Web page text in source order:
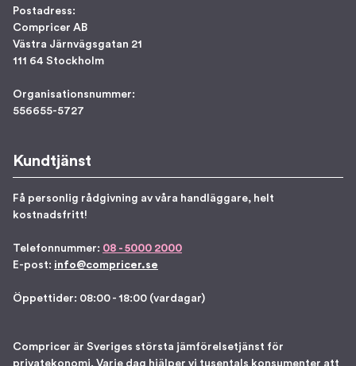
Postadress:
Compricer AB
Västra Järnvägsgatan 21
111 64 Stockholm
Organisationsnummer:
556655-5727
Kundtjänst
Få personlig rådgivning av våra handläggare, helt
kostnadsfritt!
Telefonnummer: 08 - 5000 2000
E-post: info@compricer.se
Öppettider: 08:00 - 18:00 (vardagar)
Compricer är Sveriges största jämförelsetjänst för
privatekonomi. Varje dag hjälper vi tusentals konsumenter att